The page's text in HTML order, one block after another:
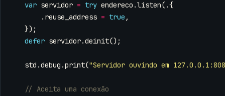
var servidor = try endereco .listen(.{
. reuse_address = true ,
});
defer servidor.deinit();
std .debug .print("Servidor ouvindo em